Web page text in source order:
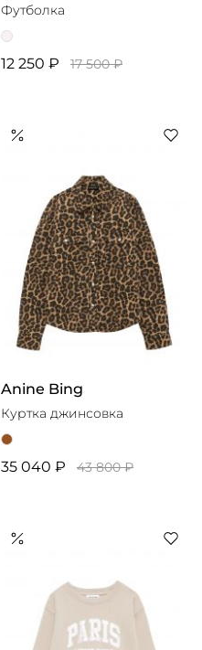
Футболка
12 250 ₽ 17 500 ₽
Anine Bing
Куртка джинсовка
35 040 ₽ 43 800 ₽